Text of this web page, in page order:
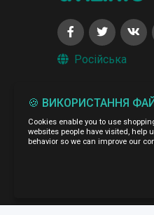
Російська
Адміністрація сайту
Ми цінуємо
правила
🍪 ВИКОРИСТАННЯ
Cookies enable you to use
websites people have visited,
behavior so we can improve our